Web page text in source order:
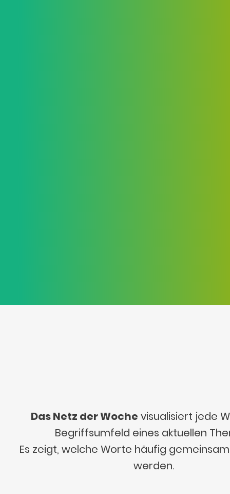
Das Netz der Woche visualisiert jede
Begriffsumfeld eines aktuellen
Es zeigt, welche Worte häufig
werden.